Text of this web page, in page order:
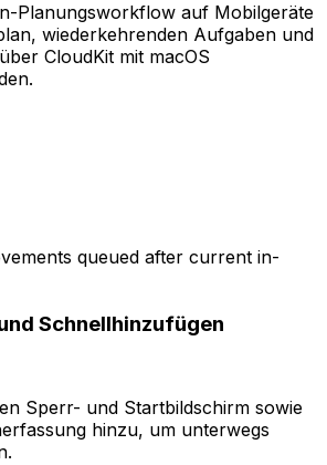
Planungsworkflow auf Mobilgeräte
wiederkehrenden Aufgaben und
CloudKit mit macOS
queued after current in-
Schnellhinzufügen
Sperr- und Startbildschirm sowie
hinzu, um unterwegs